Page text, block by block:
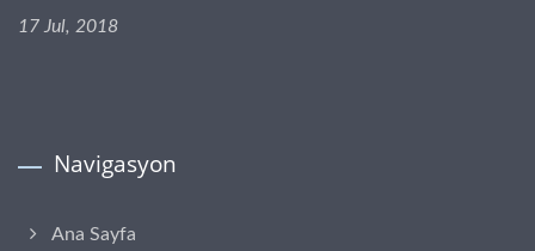
17 Jul, 2018
Navigasyon
Ana Sayfa